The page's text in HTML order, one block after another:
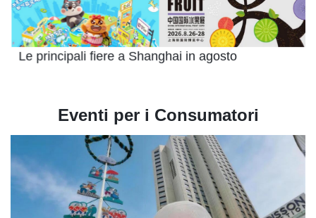
Le principali fiere a Shanghai in agosto
Eventi per i Consumatori